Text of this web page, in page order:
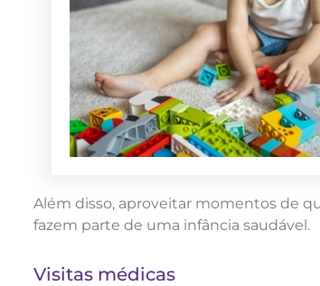
Além disso, aproveitar momentos de
fazem parte de uma infância saudável.
Visitas médicas